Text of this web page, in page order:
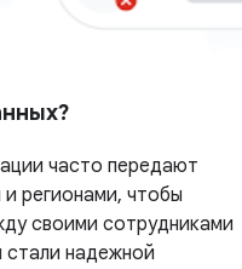
часто передают
регионами, чтобы
своими сотрудниками
стали надежной